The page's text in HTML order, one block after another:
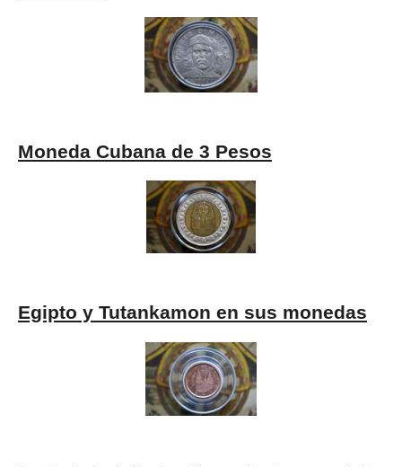
Moneda Cubana de 3 Pesos
Egipto y Tutankamon en sus monedas